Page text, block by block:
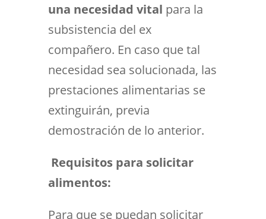
una necesidad vital para la
subsistencia del ex
compañero. En caso que tal
necesidad sea solucionada, las
prestaciones alimentarias se
extinguirán, previa
demostración de lo anterior.
Requisitos para solicitar
alimentos:
Para que se puedan solicitar